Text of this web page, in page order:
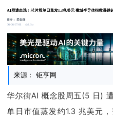
AI股遭血洗！芯片股单日蒸发1.3兆美元 费城半导体指数暴跌
作者：爱集微
06-06 07:01
1.5w
来源： 钜亨网
华尔街AI 概念股周五(5 日)
单日市值蒸发约1.3 兆美元